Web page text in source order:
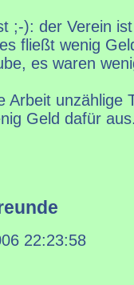
;-): der Verein
fließt wenig
es waren
Arbeit unzählige
Geld dafür
22:23:58